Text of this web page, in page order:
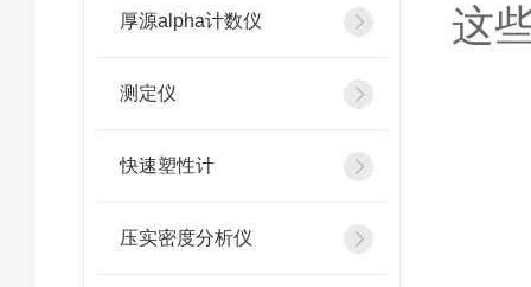
厚源alpha计数仪
测定仪
快速塑性计
压实密度分析仪
这